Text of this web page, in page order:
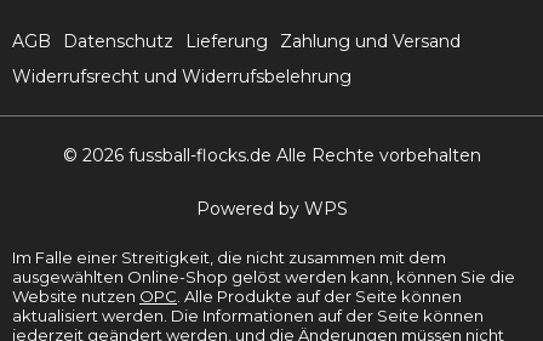
AGB Datenschutz Lieferung
Zahlung und Versand
Widerrufsrecht und Widerrufsbelehrung
© 2026 fussball-flocks.de Alle Rechte vorbehalten
Powered by WPS
Im Falle einer Streitigkeit, die nicht zusammen mit dem
ausgewählten Online-Shop gelöst werden kann, können Sie die
Website nutzen ОРС . Alle Produkte auf der Seite können
aktualisiert werden. Die Informationen auf der Seite können
jederzeit geändert werden, und die Änderungen müssen nicht